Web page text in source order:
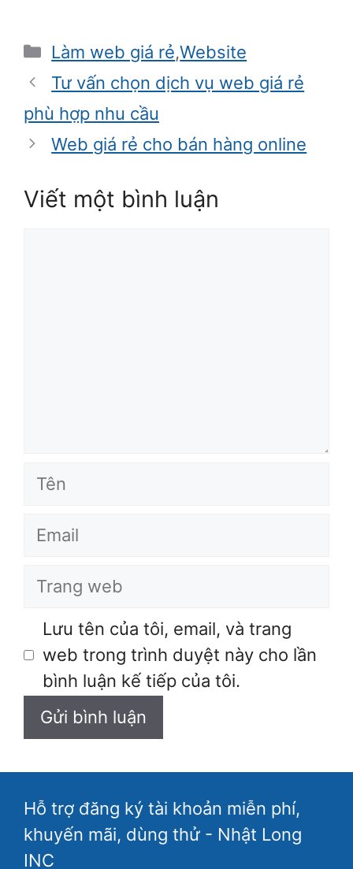
Danh
mục
Làm web giá rẻ,Website
Tư vấn chọn dịch vụ web giá rẻ
phù hợp nhu cầu
Web giá rẻ cho bán hàng online
Viết một bình luận
Tên
Email
Trang
Lưu tên của tôi, email, và trang
web trong trình duyệt này cho lần
bình luận kế tiếp của tôi.
Hỗ trợ đăng ký tài khoản miễn phí,
khuyến mãi, dùng thử - Nhật Long
INC